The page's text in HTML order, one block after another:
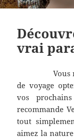
vrai
Vous ne
de voyage
vos
recommande
tout
aimez la